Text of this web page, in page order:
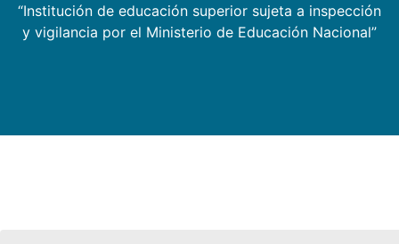
“Institución de educación superior sujeta a inspección
y vigilancia por el Ministerio de Educación Nacional”